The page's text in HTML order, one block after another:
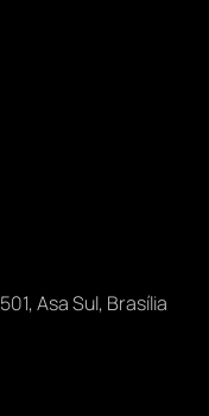
Asa Sul, Brasília